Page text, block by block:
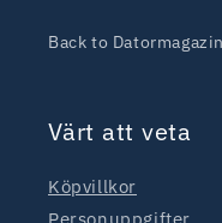
Back to
Värt att veta
Köpvillkor